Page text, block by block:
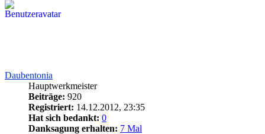
Daubentonia
Hauptwerkmeister
Beiträge: 920
Registriert: 14.12.2012, 23:35
Hat sich bedankt: 0
Danksagung erhalten: 7 Mal